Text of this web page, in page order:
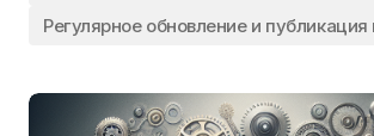
Регулярное обновление и публикация